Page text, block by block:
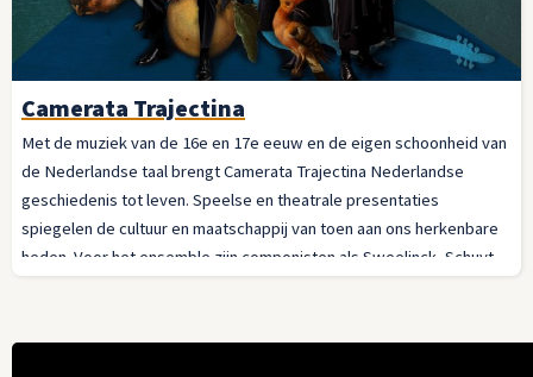
Camerata Trajectina
Met de muziek van de 16e en 17e eeuw en de eigen schoonheid van
de Nederlandse taal brengt Camerata Trajectina Nederlandse
geschiedenis tot leven. Speelse en theatrale presentaties
spiegelen de cultuur en maatschappij van toen aan ons herkenbare
heden. Voor het ensemble zijn componisten als Sweelinck, Schuyt,
Gruuthuse-handschrift.